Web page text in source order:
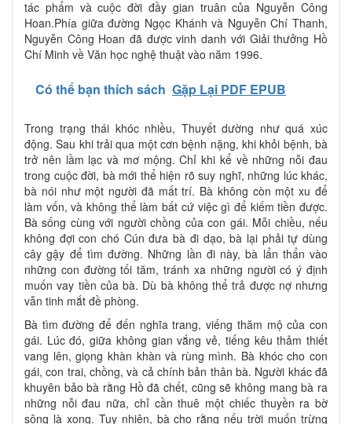
tác phẩm và cuộc đời đầy gian truân của Nguyễn Công
Hoan.Phía giữa đường Ngọc Khánh và Nguyễn Chí Thanh,
Nguyễn Công Hoan đã được vinh danh với Giải thưởng Hồ
Chí Minh về Văn học nghệ thuật vào năm 1996.
Có thể bạn thích sách Gặp Lại PDF EPUB
Trong trạng thái khóc nhiều, Thuyết dường như quá xúc
động. Sau khi trải qua một cơn bệnh nặng, khi khỏi bệnh, bà
trở nên lầm lạc và mơ mộng. Chỉ khi kể về những nỗi đau
trong cuộc đời, bà mới thể hiện rõ suy nghĩ, những lúc khác,
bà nói như một người đã mất trí. Bà không còn một xu để
làm vốn, và không thể làm bất cứ việc gì để kiếm tiền được.
Bà sống cùng với người chồng của con gái. Mỗi chiều, nếu
không đợi con chó Cún đưa bà đi dạo, bà lại phải tự dùng
cây gậy để tìm đường. Những lần đi này, bà lẩn thẩn vào
những con đường tối tăm, tránh xa những người có ý định
muốn vay tiền của bà. Dù bà không thể trả được nợ nhưng
vẫn tinh mắt đề phòng.
Bà tìm đường để đến nghĩa trang, viếng thăm mộ của con
gái. Lúc đó, giữa không gian vắng vẻ, tiếng kêu thảm thiết
vang lên, giọng khàn khàn và rùng mình. Bà khóc cho con
gái, con trai, chồng, và cả chính bản thân bà. Người khác đã
khuyên bảo bà rằng Hồ đã chết, cũng sẽ không mang bà ra
những nỗi đau nữa, chỉ cần thuê một chiếc thuyền ra bờ
sông là xong. Tuy nhiên, bà cho rằng nếu trời muốn trừng